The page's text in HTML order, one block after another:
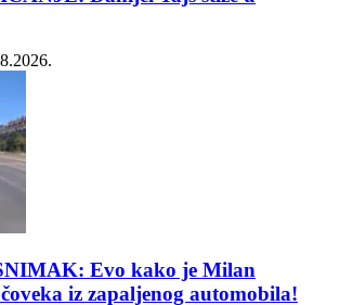
Evo kako je Milan
iz zapaljenog automobila!